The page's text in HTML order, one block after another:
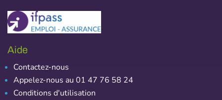
Aide
Contactez-nous
Appelez-nous au 01 47 76 58 24
Conditions d'utilisation